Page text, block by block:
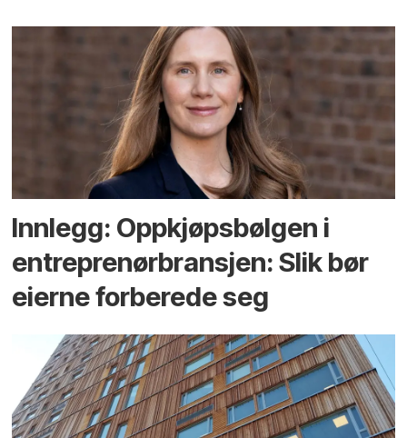
Innlegg: Oppkjøps­bølgen i
entreprenør­bransjen: Slik bør
eierne forberede seg